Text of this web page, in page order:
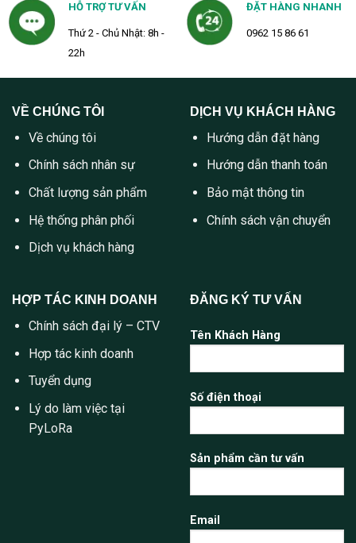
HỖ TRỢ TƯ VẤN
Thứ 2 - Chủ Nhật: 8h -
22h
ĐẶT HÀNG NHANH
0962 15 86 61
VỀ CHÚNG TÔI
Về chúng tôi
Chính sách nhân sự
Chất lượng sản phẩm
Hệ thống phân phối
Dịch vụ khách hàng
DỊCH VỤ KHÁCH HÀNG
Hướng dẫn đặt hàng
Hướng dẫn thanh toán
Bảo mật thông tin
Chính sách vận chuyển
HỢP TÁC KINH DOANH
Chính sách đại lý – CTV
Hợp tác kinh doanh
Tuyển dụng
Lý do làm việc tại
PyLoRa
ĐĂNG KÝ TƯ VẤN
Tên Khách Hàng
Số điện thoại
Sản phẩm cần tư vấn
Email